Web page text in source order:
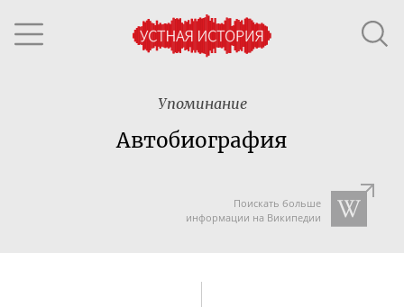
Упоминание
Автобиография
Поискать больше
информации на Википедии